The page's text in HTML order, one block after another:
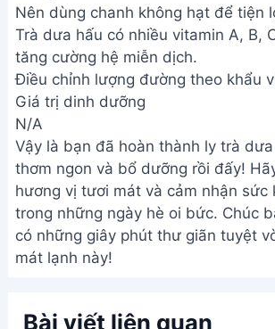
Nên dùng chanh không hạt để tiện
Trà dưa hấu có nhiều vitamin A, B,
tăng cường hệ miễn dịch.
Điều chỉnh lượng đường theo khẩu
Giá trị dinh dưỡng
N/A
Vậy là bạn đã hoàn thành ly trà
thơm ngon và bổ dưỡng rồi đấy!
hương vị tươi mát và cảm nhận sức
trong những ngày hè oi bức. Chúc
có những giây phút thư giãn tuyệt
mát lạnh này!
Bài viết liên quan